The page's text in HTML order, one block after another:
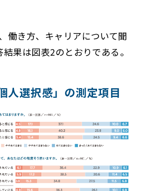
働き方、キャリアについて聞
果は図表2のとおりである。
人選択感」の測定項目